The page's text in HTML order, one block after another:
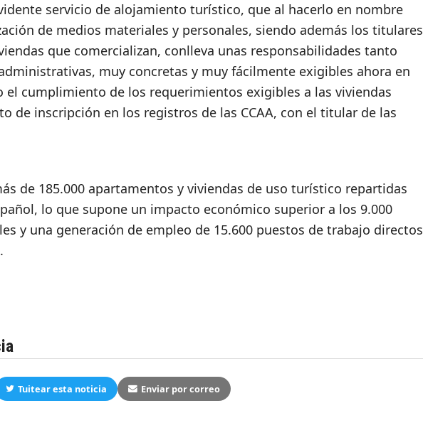
servicio de alojamiento turístico, que al hacerlo en nombre
de medios materiales y personales, siendo además los titulares
que comercializan, conlleva unas responsabilidades tanto
muy concretas y muy fácilmente exigibles ahora en
el cumplimiento de los requerimientos exigibles a las viviendas
de inscripción en los registros de las CCAA, con el titular de las
de 185.000 apartamentos y viviendas de uso turístico repartidas
lo que supone un impacto económico superior a los 9.000
y una generación de empleo de 15.600 puestos de trabajo directos
Tuitear esta noticia Enviar por correo